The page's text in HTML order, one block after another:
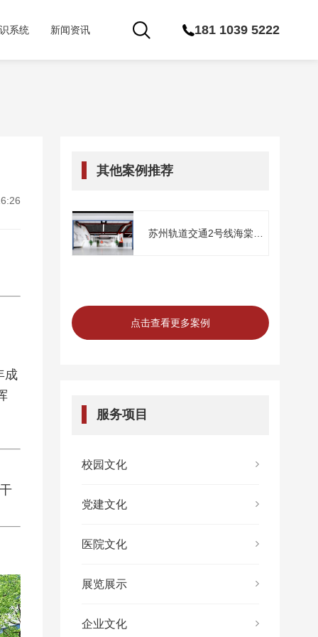
系统 新闻资讯 181 1039 5222
成
其他案例推荐
苏州轨道交通2号线海棠服
点击查看更多案例
服务项目
校园文化
党建文化
医院文化
展览展示
企业文化